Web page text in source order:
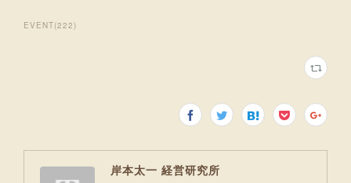
EVENT(222)
岸本太一 経営研究所